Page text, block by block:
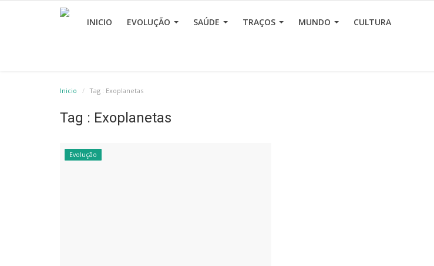
INICIO EVOLUÇÃO SAÚDE TRAÇOS MUNDO CULTURA
Inicio Tag : Exoplanetas
Tag : Exoplanetas
Evolução